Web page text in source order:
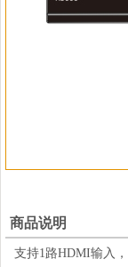
商品说明
支持1路HDMI输入 ，